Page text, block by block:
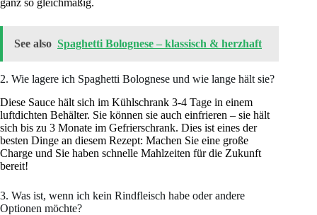
See also Spaghetti Bolognese – klassisch & herzhaft
2. Wie lagere ich Spaghetti Bolognese und wie lange hält sie?
Diese Sauce hält sich im Kühlschrank 3-4 Tage in einem
luftdichten Behälter. Sie können sie auch einfrieren – sie hält
sich bis zu 3 Monate im Gefrierschrank. Dies ist eines der
besten Dinge an diesem Rezept: Machen Sie eine große
Charge und Sie haben schnelle Mahlzeiten für die Zukunft
bereit!
3. Was ist, wenn ich kein Rindfleisch habe oder andere
Optionen möchte?